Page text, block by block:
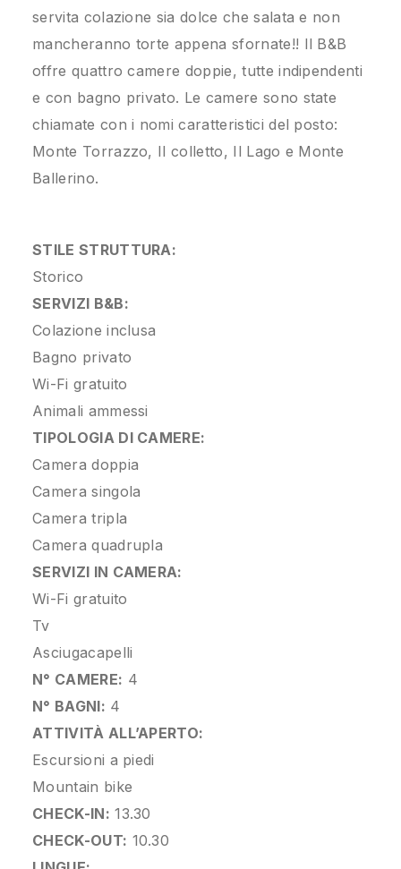
servita colazione sia dolce che salata e non
mancheranno torte appena sfornate!! Il B&B
offre quattro camere doppie, tutte indipendenti
e con bagno privato. Le camere sono state
chiamate con i nomi caratteristici del posto:
Monte Torrazzo, Il colletto, Il Lago e Monte
Ballerino.
STILE STRUTTURA:
Storico
SERVIZI B&B:
Colazione inclusa
Bagno privato
Wi-Fi gratuito
Animali ammessi
TIPOLOGIA DI CAMERE:
Camera doppia
Camera singola
Camera tripla
Camera quadrupla
SERVIZI IN CAMERA:
Wi-Fi gratuito
Tv
Asciugacapelli
N° CAMERE: 4
N° BAGNI: 4
ATTIVITÀ ALL’APERTO:
Escursioni a piedi
Mountain bike
CHECK-IN: 13.30
CHECK-OUT: 10.30